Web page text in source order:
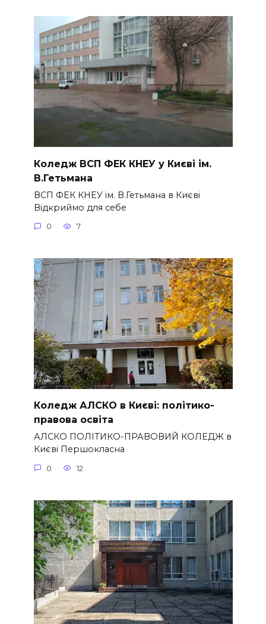
Коледж ВСП ФЕК КНЕУ у Києві ім.
В.Гетьмана
ВСП ФЕК КНЕУ ім. В.Гетьмана в Києві
Відкриймо для себе
0 7
Коледж АЛСКО в Києві: політико-
правова освіта
АЛСКО ПОЛІТИКО-ПРАВОВИЙ КОЛЕДЖ в
Києві Першокласна
0 12